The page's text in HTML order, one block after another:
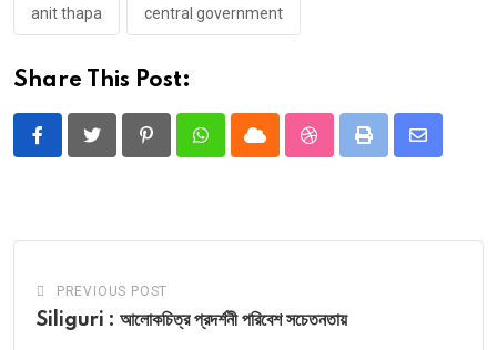
anit thapa central government
Share This Post:
PinterestWhatsappCloud StumbleUpon
Print
Share
PREVIOUS POST
Siliguri : আলোকচিত্র প্রদর্শনী পরিবেশ সচেতনতায়